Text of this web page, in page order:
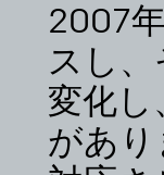
2007
スし
変化
があ